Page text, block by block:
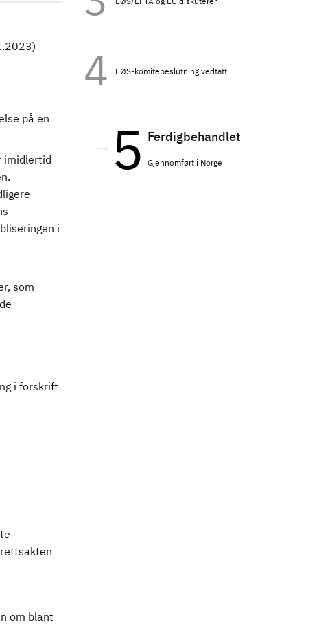
på en
imidlertid
i
som
i forskrift
om blant
EØS-komitebeslutning vedtatt
Ferdigbehandlet
Gjennomført i Norge